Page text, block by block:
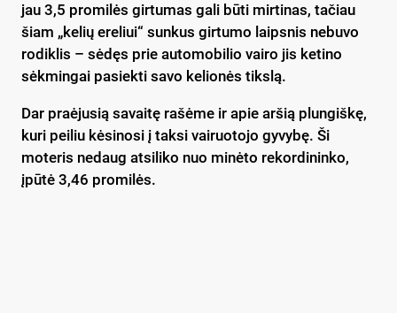
jau 3,5 promilės girtumas gali būti mirtinas, tačiau
šiam „kelių ereliui“ sunkus girtumo laipsnis nebuvo
rodiklis – sėdęs prie automobilio vairo jis ketino
sėkmingai pasiekti savo kelionės tikslą.
Dar praėjusią savaitę rašėme ir apie aršią plungiškę,
kuri peiliu kėsinosi į taksi vairuotojo gyvybę. Ši
moteris nedaug atsiliko nuo minėto rekordininko,
įpūtė 3,46 promilės.